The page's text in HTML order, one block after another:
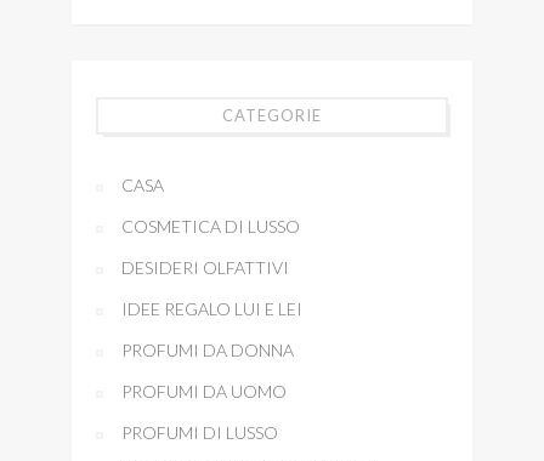
CATEGORIE
CASA
COSMETICA DI LUSSO
DESIDERI OLFATTIVI
IDEE REGALO LUI E LEI
PROFUMI DA DONNA
PROFUMI DA UOMO
PROFUMI DI LUSSO